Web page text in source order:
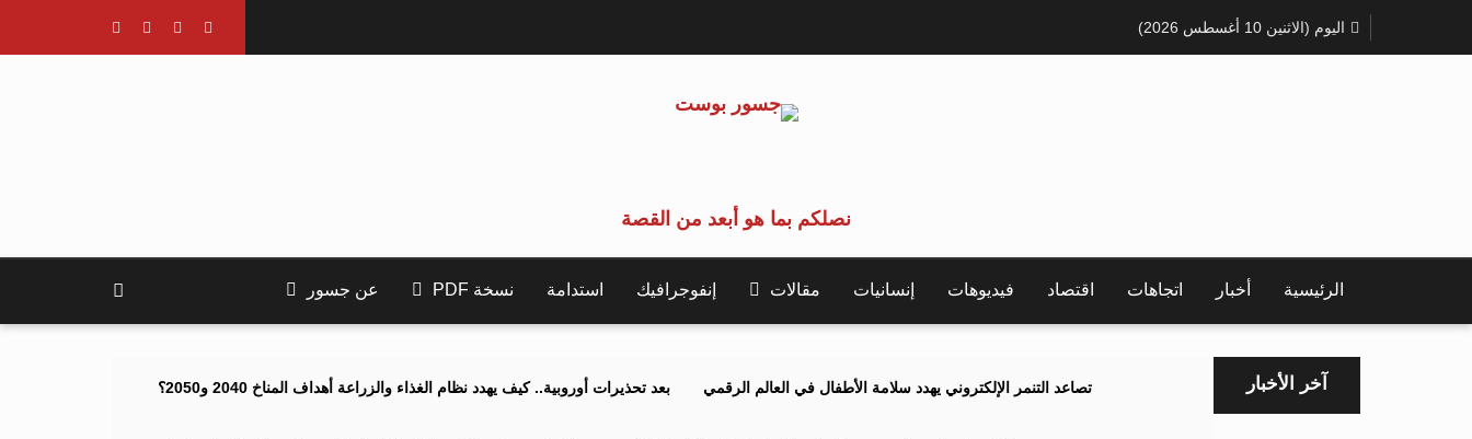
اليوم (الاثنين 10 أغسطس 2026)
نصلكم بما هو أبعد من القصة
الرئيسية أخبار اتجاهات اقتصاد فيديوهات إنسانيات مقالات إنفوجرافيك استدامة نسخة PDF عن جسور
آخر الأخبار بعد تحذيرات أوروبية.. كيف يهدد نظام الغذاء والزراعة أهداف المناخ 2040 و2050؟ تصاعد التنمر الإلكتروني يهدد سلامة الأطفال في العالم الرقمي